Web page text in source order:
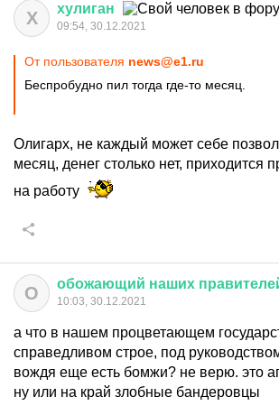
Х хулиган
09:54, 30.12.2021
От пользователя news@e1.ru
Беспробудно пил тогда где-то месяц.
Олигарх, не каждый может себе
месяц, денег столько нет, приходится
на работу
О обожающий наших
10:03, 30.12.2021
а что в нашем процветающем
справедливом строе, под
вождя еще есть бомжи? не верю. это
ну или на край злобные бандеровцы